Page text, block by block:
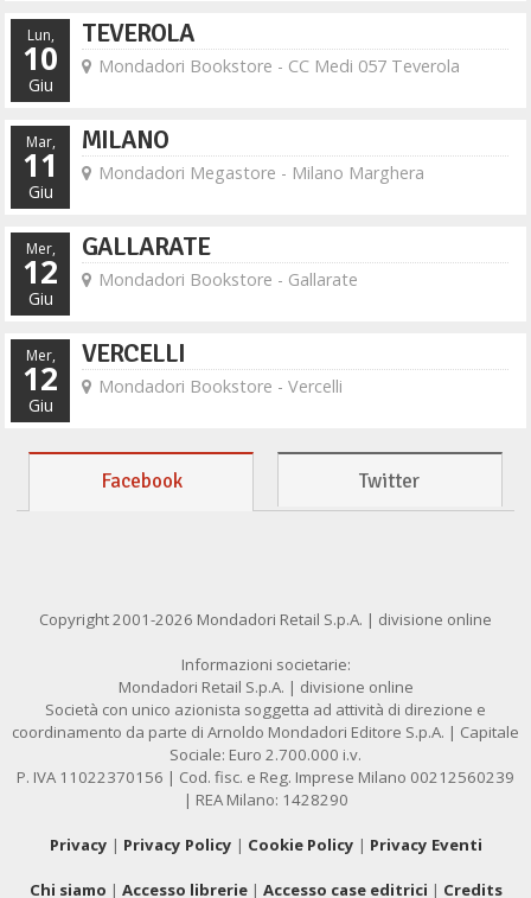
Lun,
10
Giu
TEVEROLA
Mondadori Bookstore - CC Medi 057 Teverola
Mar,
11
Giu
MILANO
Mondadori Megastore - Milano Marghera
Mer,
12
Giu
GALLARATE
Mondadori Bookstore - Gallarate
Mer,
12
Giu
VERCELLI
Mondadori Bookstore - Vercelli
Facebook Twitter
Copyright 2001-2026 Mondadori Retail S.p.A. | divisione online
Informazioni societarie:
Mondadori Retail S.p.A. | divisione online
Società con unico azionista soggetta ad attività di direzione e
coordinamento da parte di Arnoldo Mondadori Editore S.p.A. | Capitale
Sociale: Euro 2.700.000 i.v.
P. IVA 11022370156 | Cod. fisc. e Reg. Imprese Milano 00212560239
| REA Milano: 1428290
Privacy | Privacy Policy | Cookie Policy | Privacy Eventi
Chi siamo | Accesso librerie| Accesso case editrici | Credits